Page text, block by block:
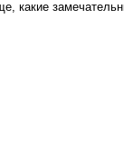
какие